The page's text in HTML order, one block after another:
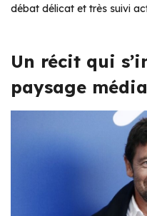
débat délicat et très suivi
Un récit qui
paysage